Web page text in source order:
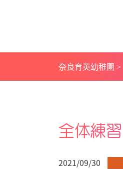
奈良育英幼稚園 >
全体練習
2021/09/30